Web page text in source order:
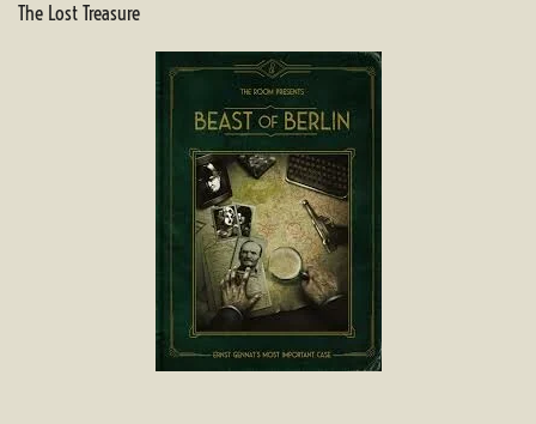
The Lost Treasure